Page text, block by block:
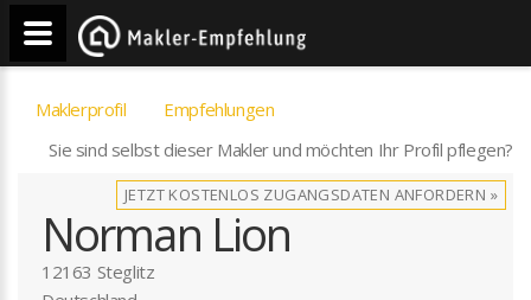
Maklerprofil
Empfehlungen
Sie sind selbst dieser Makler und möchten Ihr Profil pflegen?
JETZT KOSTENLOS ZUGANGSDATEN ANFORDERN »
Norman Lion
12163 Steglitz